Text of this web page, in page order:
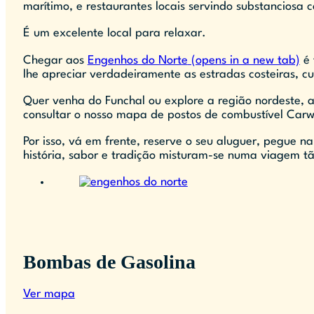
marítimo, e restaurantes locais servindo substanciosa
É um excelente local para relaxar.
Chegar aos Engenhos do Norte (opens in a new tab) é
lhe apreciar verdadeiramente as estradas costeiras,
Quer venha do Funchal ou explore a região
consultar o nosso mapa de postos de combustível
Por isso, vá em frente, reserve o seu aluguer, pegue
história, sabor e tradição misturam-se numa viagem
Bombas de Gasolina
Ver mapa